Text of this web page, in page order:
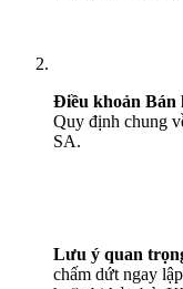
Điều khoản Bán
Quy định chung
SA.
Lưu ý quan
chấm dứt ngay